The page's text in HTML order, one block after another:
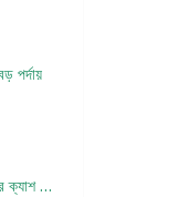
পর্দায়
ক্যাশ …